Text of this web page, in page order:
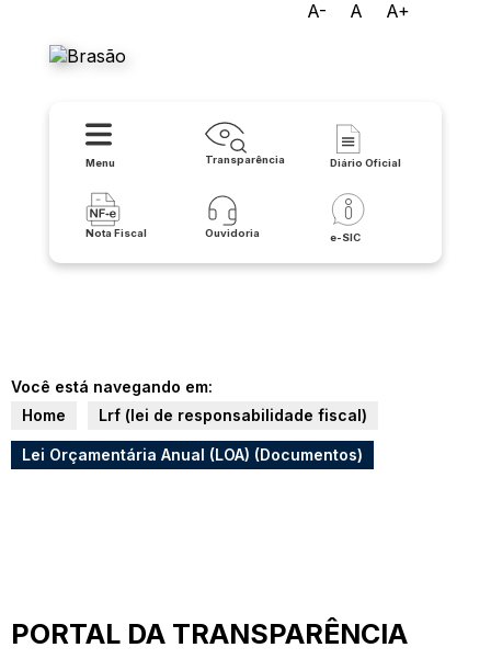
A- A A+
Menu Transparência Diário Oficial
Nota Fiscal Ouvidoria e-SIC
Você está navegando em:
Home
Lrf (lei de responsabilidade fiscal)
Lei Orçamentária Anual (LOA) (Documentos)
PORTAL DA TRANSPARÊNCIA